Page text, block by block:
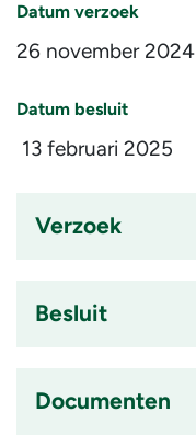
Datum verzoek
26 november 2024
Datum besluit
13 februari 2025
Verzoek
is
Besluit
is
Documenten